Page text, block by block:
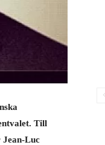
Till
Jean-Luc